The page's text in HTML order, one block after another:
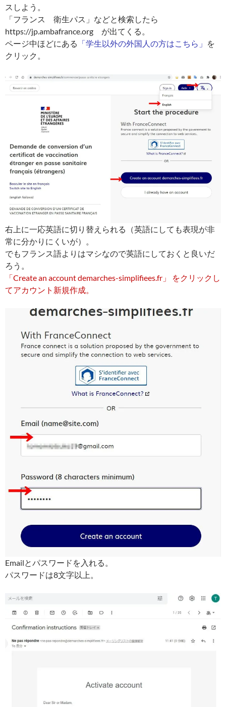
スしよう。
「フランス 衛生パス」などと検索したら
https://jp.ambafrance.org が出てくる。
ページ中ほどにある 「学生以外の外国人の方はこちら」 を
クリック。
右上に一応英語に切り替えられる（英語にしても表現が非
常に分かりにくいが）。
でもフランス語よりはマシなので英語にしておくと良いだ
ろう。
「Create an account demarches-simplifiees.fr」 をクリックし
てアカウント新規作成。
Emailとパスワードを入れる。
パスワードは8文字以上。